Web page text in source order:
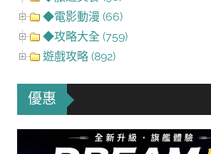
◆電影動漫 (66)
◆攻略大全 (759)
遊戲攻略 (892)
優惠